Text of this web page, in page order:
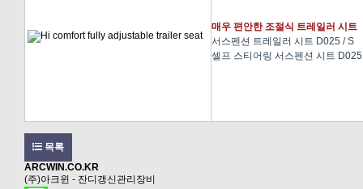
매우 편안한 조절식 트레일러 시트
서스펜션 트레일러 시트 D025 / S
셀프 스티어링 서스펜션 시트
목록
ARCWIN.CO.KR
(주)아크윈 - 잔디갱신관리장비